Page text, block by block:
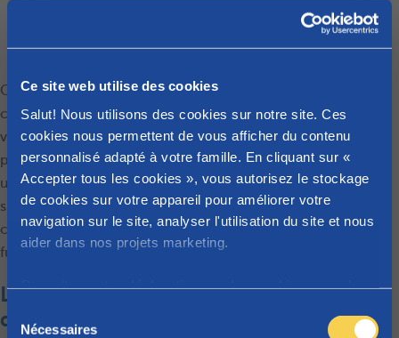
Ce site web utilise des cookies
Salut! Nous utilisons des cookies sur notre site. Ces
cookies nous permettent de vous afficher du contenu
personnalisé adapté à votre famille. En cliquant sur «
Accepter tous les cookies », vous autorisez le stockage
de cookies sur votre appareil pour améliorer votre
navigation sur le site, analyser l'utilisation du site et nous
aider dans nos projets marketing.
Nécessaires
l’allaitement
Outre l’accompagnement
classique de la grossesse,
votre doula se fera un
plaisir de vous organiser
unblessing way, cette fête
spirituelle qui vous est
consacrée en tant que
future maman.
Le principe de la
doula vous a